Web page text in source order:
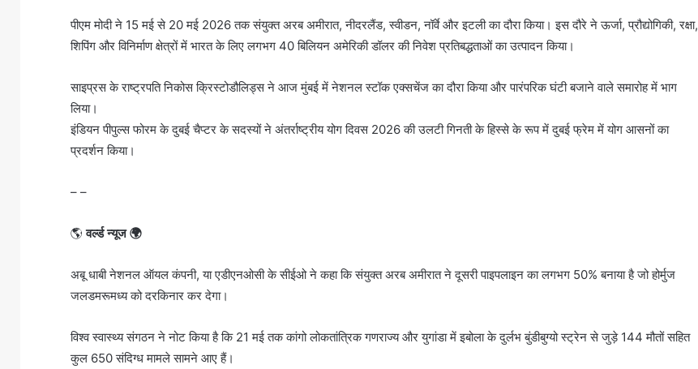
पीएम मोदी ने 15 मई से 20 मई 2026 तक संयुक्त अरब अमीरात, नीदरलैंड, स्वीडन, नॉर्वे और इटली का दौरा किया। इस दौरे ने ऊर्जा, प्रौद्योगिकी, रक्षा,
शिपिंग और विनिर्माण क्षेत्रों में भारत के लिए लगभग 40 बिलियन अमेरिकी डॉलर की निवेश प्रतिबद्धताओं का उत्पादन किया।
साइप्रस के राष्ट्रपति निकोस क्रिस्टोडौलिड्स ने आज मुंबई में नेशनल स्टॉक एक्सचेंज का दौरा किया और पारंपरिक घंटी बजाने वाले समारोह में भाग
लिया।
इंडियन पीपुल्स फोरम के दुबई चैप्टर के सदस्यों ने अंतर्राष्ट्रीय योग दिवस 2026 की उलटी गिनती के हिस्से के रूप में दुबई फ्रेम में योग आसनों का
प्रदर्शन किया।
– –
🌎वर्ल्ड न्यूज 🌍
अबू धाबी नेशनल ऑयल कंपनी, या एडीएनओसी के सीईओ ने कहा कि संयुक्त अरब अमीरात ने दूसरी पाइपलाइन का लगभग 50% बनाया है जो होर्मुज
जलडमरूमध्य को दरकिनार कर देगा।
विश्व स्वास्थ्य संगठन ने नोट किया है कि 21 मई तक कांगो लोकतांत्रिक गणराज्य और युगांडा में इबोला के दुर्लभ बुंडीबुग्यो स्ट्रेन से जुड़े 144 मौतों सहित
कुल 650 संदिग्ध मामले सामने आए हैं।